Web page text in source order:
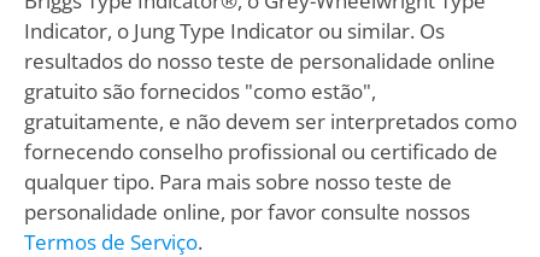
Indicator, o Jung Type Indicator ou similar. Os
resultados do nosso teste de personalidade online
gratuito são fornecidos "como estão",
gratuitamente, e não devem ser interpretados como
fornecendo conselho profissional ou certificado de
qualquer tipo. Para mais sobre nosso teste de
personalidade online, por favor consulte nossos
Termos de Serviço.